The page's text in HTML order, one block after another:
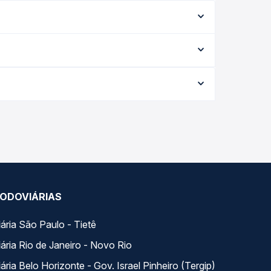
opção na data desejada.
oferta para o seu roteiro.
São Paulo - Tietê
Rio de Janeiro - Novo Rio
Belo Horizonte - Gov. Israel Pinheiro (Tergip)